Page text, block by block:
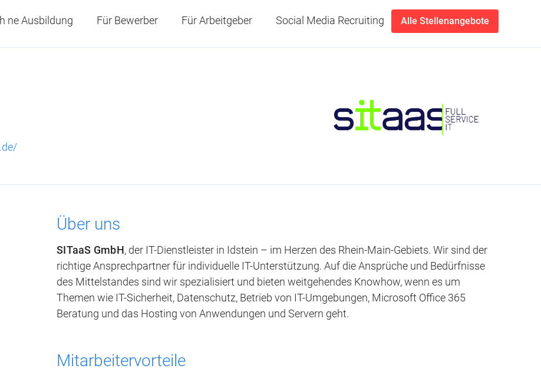
ne Ausbildung Für Bewerber Für Arbeitgeber Social Media Recruiting Alle Stellenangebote
Über uns
SITaaS GmbH, der IT-Dienstleister in Idstein – im Herzen des Rhein-Main-Gebiets. Wir sind der
richtige Ansprechpartner für individuelle IT-Unterstützung. Auf die Ansprüche und Bedürfnisse
des Mittelstandes sind wir spezialisiert und bieten weitgehendes Knowhow, wenn es um
Themen wie IT-Sicherheit, Datenschutz, Betrieb von IT-Umgebungen, Microsoft Office 365
Beratung und das Hosting von Anwendungen und Servern geht.
Mitarbeitervorteile